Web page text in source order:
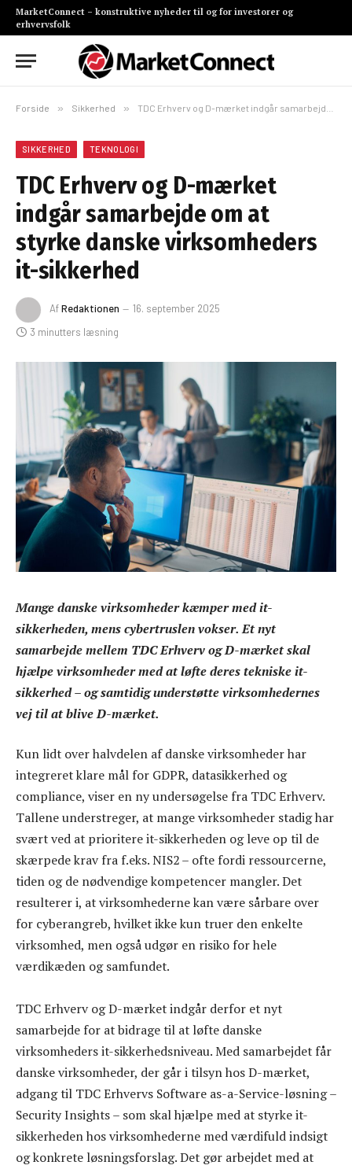
MarketConnect – konstruktive nyheder til og for investorer og
erhvervsfolk
Forside » Sikkerhed » TDC Erhverv og D-mærket indgår samarbejde om at styrke danske virksomheders it-sikkerhed
SIKKERHED TEKNOLOGI
TDC Erhverv og D-mærket
indgår samarbejde om at
styrke danske virksomheders
it-sikkerhed
AfRedaktionen
16. september 2025
3 minutters læsning
Mange danske virksomheder kæmper med it-
sikkerheden, mens cybertruslen vokser. Et nyt
samarbejde mellem TDC Erhverv og D-mærket skal
hjælpe virksomheder med at løfte deres tekniske it-
sikkerhed – og samtidig understøtte virksomhedernes
vej til at blive D-mærket.
Kun lidt over halvdelen af danske virksomheder har
integreret klare mål for GDPR, datasikkerhed og
compliance, viser en ny undersøgelse fra TDC Erhverv.
Tallene understreger, at mange virksomheder stadig har
svært ved at prioritere it-sikkerheden og leve op til de
skærpede krav fra f.eks. NIS2 – ofte fordi ressourcerne,
tiden og de nødvendige kompetencer mangler. Det
resulterer i, at virksomhederne kan være sårbare over
for cyberangreb, hvilket ikke kun truer den enkelte
virksomhed, men også udgør en risiko for hele
værdikæden og samfundet.
TDC Erhverv og D-mærket indgår derfor et nyt
samarbejde for at bidrage til at løfte danske
virksomheders it-sikkerhedsniveau. Med samarbejdet får
danske virksomheder, der går i tilsyn hos D-mærket,
adgang til TDC Erhvervs Software as-a-Service-løsning –
Security Insights – som skal hjælpe med at styrke it-
sikkerheden hos virksomhederne med værdifuld indsigt
og konkrete løsningsforslag. Det gør arbejdet med at